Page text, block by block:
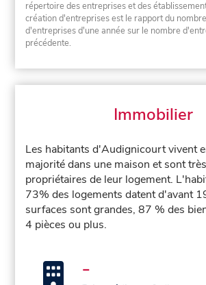
répertoire des entreprises et des
création d'entreprises est le rapport du
d'entreprises d'une année sur le nombre
précédente.
Immobilier
Les habitants d'Audignicourt vivent
majorité dans une maison et sont
propriétaires de leur logement.
73% des logements datent d'avant
surfaces sont grandes, 87 % des
4 pièces ou plus.
-